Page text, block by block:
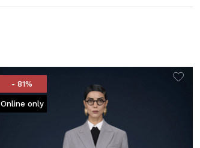
- 81%
Online only